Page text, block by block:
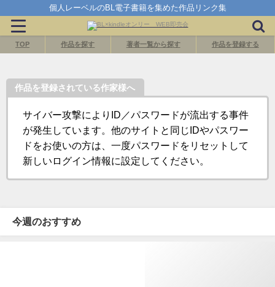
個人レーベルのBL電子書籍を集めた作品リンク集
TOP 作品を探す 著者一覧から探す 作品を登録する
作品を登録されている作家様へ
サイバー攻撃によりID／パスワードが流出する事件
が発生しています。他のサイトと同じIDやパスワー
ドをお使いの方は、一度パスワードをリセットして
新しいログイン情報に設定してください。
今週のおすすめ